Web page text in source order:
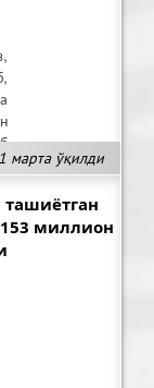
марта ўқилди
миллион